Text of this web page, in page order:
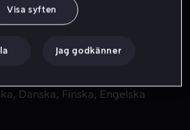
som ska avslöja mysterierna med
Sarah Natochenny
Danska Finska Engelska
Visa syften
Jag godkänner